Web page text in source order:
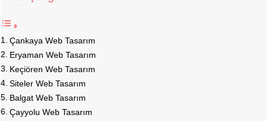
Çankaya Web Tasarım
Eryaman Web Tasarım
Keçiören Web Tasarım
Siteler Web Tasarım
Balgat Web Tasarım
Çayyolu Web Tasarım